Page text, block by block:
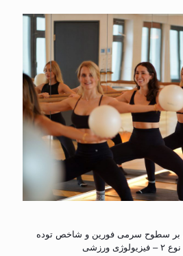
پیلاتس بر سطوح سرمی فورین و شاخص توده
ورزشی